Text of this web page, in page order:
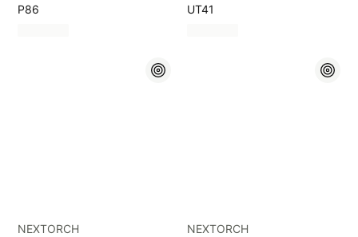
P86
UT41
NEXTORCH
NEXTORCH